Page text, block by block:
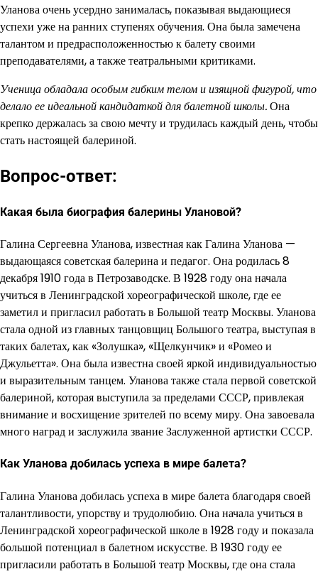
Уланова очень усердно занималась, показывая выдающиеся
успехи уже на ранних ступенях обучения. Она была замечена
талантом и предрасположенностью к балету своими
преподавателями, а также театральными критиками.
Ученица обладала особым гибким телом и изящной фигурой, что
делало ее идеальной кандидаткой для балетной школы.Она
крепко держалась за свою мечту и трудилась каждый день, чтобы
стать настоящей балериной.
Вопрос-ответ:
Какая была биография балерины Улановой?
Галина Сергеевна Уланова, известная как Галина Уланова —
выдающаяся советская балерина и педагог. Она родилась 8
декабря 1910 года в Петрозаводске. В 1928 году она начала
учиться в Ленинградской хореографической школе, где ее
заметил и пригласил работать в Большой театр Москвы. Уланова
стала одной из главных танцовщиц Большого театра, выступая в
таких балетах, как «Золушка», «Щелкунчик» и «Ромео и
Джульетта». Она была известна своей яркой индивидуальностью
и выразительным танцем. Уланова также стала первой советской
балериной, которая выступила за пределами СССР, привлекая
внимание и восхищение зрителей по всему миру. Она завоевала
много наград и заслужила звание Заслуженной артистки СССР.
Как Уланова добилась успеха в мире балета?
Галина Уланова добилась успеха в мире балета благодаря своей
талантливости, упорству и трудолюбию. Она начала учиться в
Ленинградской хореографической школе в 1928 году и показала
большой потенциал в балетном искусстве. В 1930 году ее
пригласили работать в Большой театр Москвы, где она стала